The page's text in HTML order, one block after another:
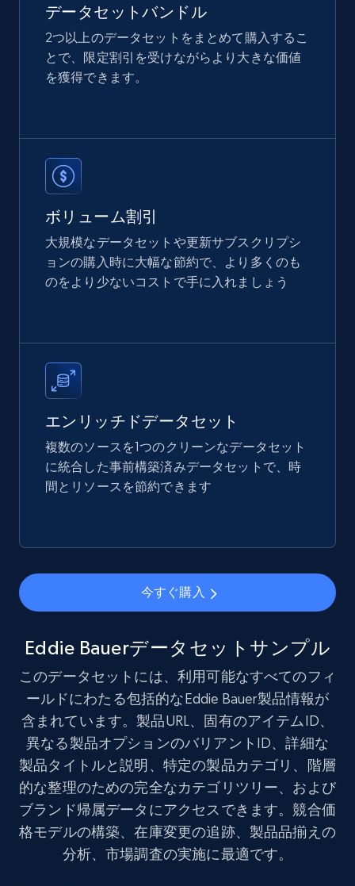
eCommerce
2.1K+ 375+ 今すぐ購入
Etsy
URL, Product id, Listing inventory id, Title, Rating,
Reviews count shop, Reviews count item, Initial
price, and more.
eCommerce
1.9K+ 323+ 今すぐ購入
Amazon best seller products
Title, Seller name, Brand, Description, Initial
more.
eCommerce
Amazon products search
price, Currency, Sold, and more.
eCommerce
1.6K+ 181+
Target
URL, Product id, Title, Product description,
Rating, Reviews count, Initial price, Discount,
データセットバンドル
2つ以上のデータセットをまとめて購入するこ
とで、限定割引を受けながらより大きな価値
を獲得できます。
ボリューム割引
大規模なデータセットや更新サブスクリプシ
ョンの購入時に大幅な節約で、より多くのも
のをより少ないコストで手に入れましょう
エンリッチドデータセット
複数のソースを1つのクリーンなデータセット
に統合した事前構築済みデータセットで、時
間とリソースを節約できます
今すぐ購入
Eddie Bauerデータセットサンプル
このデータセットには、利用可能なすべてのフィ
ールドにわたる包括的なEddie Bauer製品情報が
含まれています。製品URL、固有のアイテムID、
異なる製品オプションのバリアントID、詳細な
製品タイトルと説明、特定の製品カテゴリ、階層
的な整理のための完全なカテゴリツリー、および
ブランド帰属データにアクセスできます。競合価
格モデルの構築、在庫変更の追跡、製品品揃えの
分析、市場調査の実施に最適です。